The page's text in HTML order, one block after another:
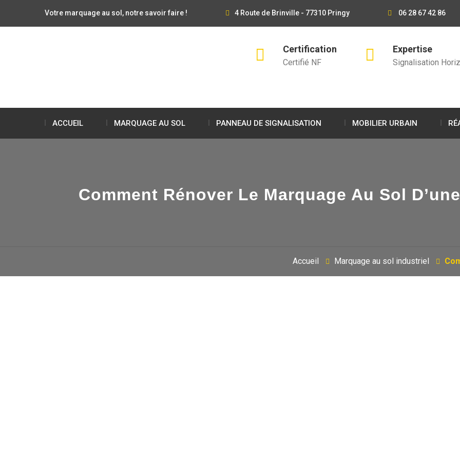
Votre marquage au sol, notre savoir faire ! 4 Route de Brinville - 77310 Pringy 06 28 67 42 86
Certification
Certifié NF
Expertise
Signalisation
ACCUEIL MARQUAGE AU SOL PANNEAU DE SIGNALISATION MOBILIER URBAIN
Comment Rénover Le Marquage Au Sol
Accueil Marquage au sol industriel